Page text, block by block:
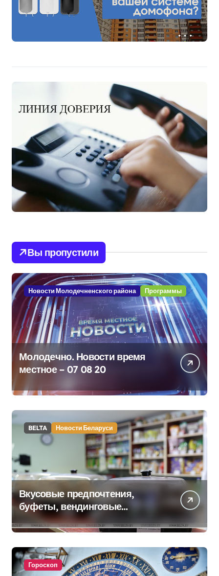
Вы пропустили
Новости Молодечненского района Программы
Молодечно. Новости время
местное – 07 08 20
BELTA Новости Беларуси
Вкусовые предпочтения,
буфеты, вендинговые
аппараты. Минобразования об
изменениях в школьном
питании
Гороскоп